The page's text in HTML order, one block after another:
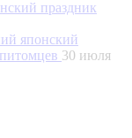
японский
30 июля